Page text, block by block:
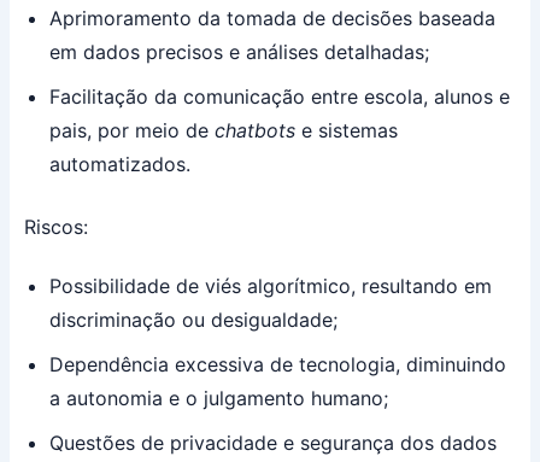
Aprimoramento da tomada de decisões baseada
em dados precisos e análises detalhadas;
Facilitação da comunicação entre escola, alunos e
pais, por meio de chatbotse sistemas
automatizados.
Riscos:
Possibilidade de viés algorítmico, resultando em
discriminação ou desigualdade;
Dependência excessiva de tecnologia, diminuindo
a autonomia e o julgamento humano;
Questões de privacidade e segurança dos dados